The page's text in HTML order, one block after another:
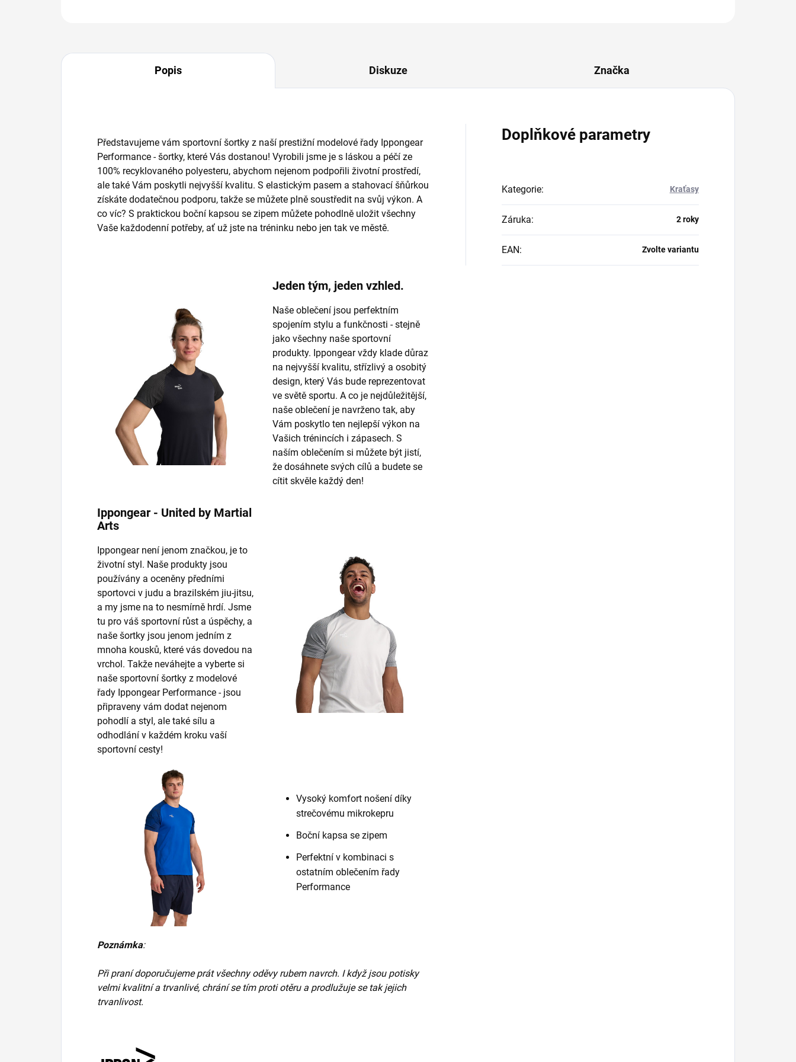
Popis Diskuze Značka
Představujeme vám sportovní šortky z naší prestižní modelové řady Ippongear
Performance - šortky, které Vás dostanou! Vyrobili jsme je s láskou a péčí ze
100% recyklovaného polyesteru, abychom nejenom podpořili životní prostředí,
ale také Vám poskytli nejvyšší kvalitu. S elastickým pasem a stahovací šňůrkou
získáte dodatečnou podporu, takže se můžete plně soustředit na svůj výkon. A
co víc? S praktickou boční kapsou se zipem můžete pohodlně uložit všechny
Vaše každodenní potřeby, ať už jste na tréninku nebo jen tak ve městě.
Jeden tým, jeden vzhled.
Naše oblečení jsou perfektním
spojením stylu a funkčnosti - stejně
jako všechny naše sportovní
produkty. Ippongear vždy klade důraz
na nejvyšší kvalitu, střízlivý a osobitý
design, který Vás bude reprezentovat
ve světě sportu. A co je nejdůležitější,
naše oblečení je navrženo tak, aby
Vám poskytlo ten nejlepší výkon na
Vašich trénincích i zápasech. S
naším oblečením si můžete být jistí,
že dosáhnete svých cílů a budete se
cítit skvěle každý den!
Ippongear - United by Martial
Arts
Ippongear není jenom značkou, je to
životní styl. Naše produkty jsou
používány a oceněny předními
sportovci v judu a brazilském jiu-jitsu,
a my jsme na to nesmírně hrdí. Jsme
tu pro váš sportovní růst a úspěchy, a
naše šortky jsou jenom jedním z
mnoha kousků, které vás dovedou na
vrchol. Takže neváhejte a vyberte si
naše sportovní šortky z modelové
řady Ippongear Performance - jsou
připraveny vám dodat nejenom
pohodlí a styl, ale také sílu a
odhodlání v každém kroku vaší
sportovní cesty!
Vysoký komfort nošení díky
strečovému mikrokepru
Boční kapsa se zipem
Perfektní v kombinaci s
ostatním oblečením řady
Performance
Poznámka:
Při praní doporučujeme prát všechny oděvy rubem navrch. I když jsou potisky
velmi kvalitní a trvanlivé, chrání se tím proti otěru a prodlužuje se tak jejich
trvanlivost.
Doplňkové parametry
Kategorie: Kraťasy
Záruka: 2 roky
EAN: Zvolte variantu